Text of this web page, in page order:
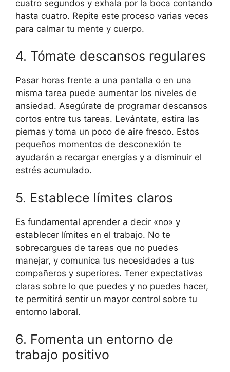
cuatro segundos y exhala por la boca contando
hasta cuatro. Repite este proceso varias veces
para calmar tu mente y cuerpo.
4. Tómate descansos regulares
Pasar horas frente a una pantalla o en una
misma tarea puede aumentar los niveles de
ansiedad. Asegúrate de programar descansos
cortos entre tus tareas. Levántate, estira las
piernas y toma un poco de aire fresco. Estos
pequeños momentos de desconexión te
ayudarán a recargar energías y a disminuir el
estrés acumulado.
5. Establece límites claros
Es fundamental aprender a decir «no» y
establecer límites en el trabajo. No te
sobrecargues de tareas que no puedes
manejar, y comunica tus necesidades a tus
compañeros y superiores. Tener expectativas
claras sobre lo que puedes y no puedes hacer,
te permitirá sentir un mayor control sobre tu
entorno laboral.
6. Fomenta un entorno de
trabajo positivo